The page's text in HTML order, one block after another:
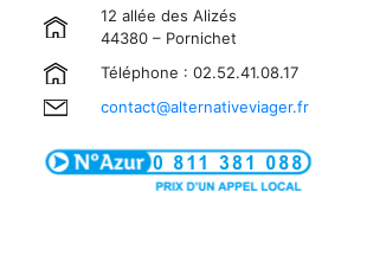
12 allée des Alizés
44380 – Pornichet
Téléphone : 02.52.41.08.17
contact@alternativeviager.fr